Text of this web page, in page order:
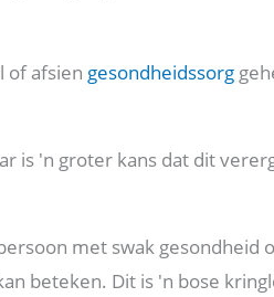
of afsien gesondheidssorg
is 'n groter kans dat dit
met swak gesondheid
beteken. Dit is 'n bose